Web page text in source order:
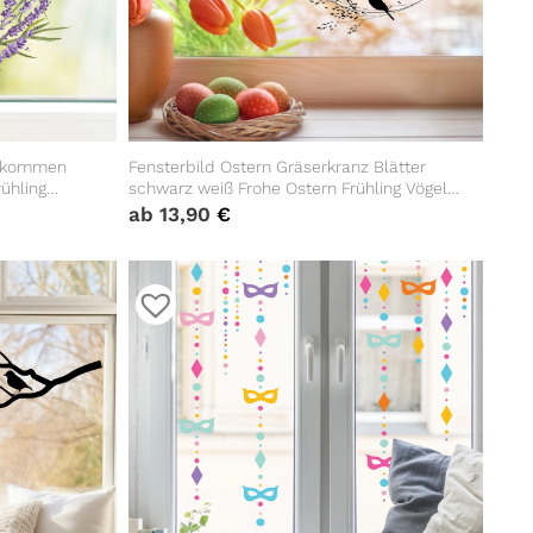
Fensterbild Ostern Gräserkranz Blätter
schwarz weiß Frohe Ostern Frühling Vögel
Fensteraufkleber Fensterdeko
wiederverwendbare Wohnzimmer
ab 13,90 €